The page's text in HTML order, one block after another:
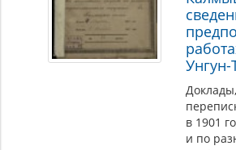
Унгун-
в 1901
и по